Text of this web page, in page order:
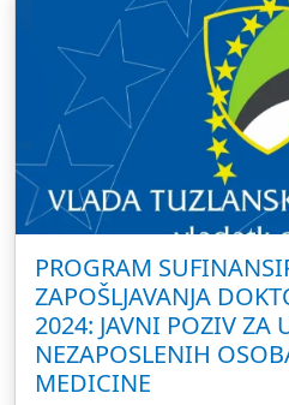
PROGRAM
ZAPOŠLJAVANJA
2024: JAVNI POZIV ZA
NEZAPOSLENIH
MEDICINE